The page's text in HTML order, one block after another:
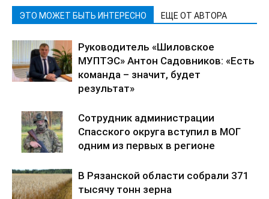
ЭТО МОЖЕТ БЫТЬ ИНТЕРЕСНО ЕЩЕ ОТ АВТОРА
Руководитель «Шиловское
МУПТЭС» Антон Садовников: «Есть
команда – значит, будет
результат»
Сотрудник администрации
Спасского округа вступил в МОГ
одним из первых в регионе
В Рязанской области собрали 371
тысячу тонн зерна